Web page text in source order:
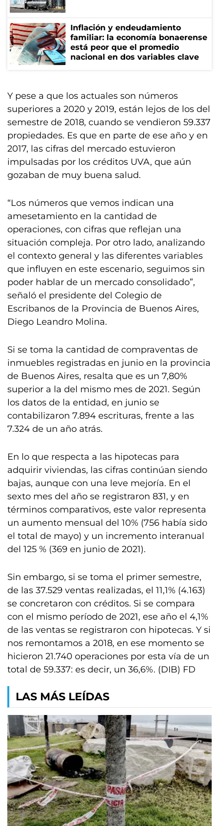
Inflación y endeudamiento
familiar: la economía bonaerense
está peor que el promedio
nacional en dos variables clave
Y pese a que los actuales son números
superiores a 2020 y 2019, están lejos de los del
semestre de 2018, cuando se vendieron 59.337
propiedades. Es que en parte de ese año y en
2017, las cifras del mercado estuvieron
impulsadas por los créditos UVA, que aún
gozaban de muy buena salud.
“Los números que vemos indican una
amesetamiento en la cantidad de
operaciones, con cifras que reflejan una
situación compleja. Por otro lado, analizando
el contexto general y las diferentes variables
que influyen en este escenario, seguimos sin
poder hablar de un mercado consolidado”,
señaló el presidente del Colegio de
Escribanos de la Provincia de Buenos Aires,
Diego Leandro Molina.
Si se toma la cantidad de compraventas de
inmuebles registradas en junio en la provincia
de Buenos Aires, resalta que es un 7,80%
superior a la del mismo mes de 2021. Según
los datos de la entidad, en junio se
contabilizaron 7.894 escrituras, frente a las
7.324 de un año atrás.
En lo que respecta a las hipotecas para
adquirir viviendas, las cifras continúan siendo
bajas, aunque con una leve mejoría. En el
sexto mes del año se registraron 831, y en
términos comparativos, este valor representa
un aumento mensual del 10% (756 había sido
el total de mayo) y un incremento interanual
del 125 % (369 en junio de 2021).
Sin embargo, si se toma el primer semestre,
de las 37.529 ventas realizadas, el 11,1% (4.163)
se concretaron con créditos. Si se compara
con el mismo período de 2021, ese año el 4,1%
de las ventas se registraron con hipotecas. Y si
nos remontamos a 2018, en ese momento se
hicieron 21.740 operaciones por esta vía de un
total de 59.337: es decir, un 36,6%. (DIB) FD
LAS MÁS LEÍDAS